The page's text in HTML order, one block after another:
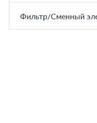
Фильтр/Сменный